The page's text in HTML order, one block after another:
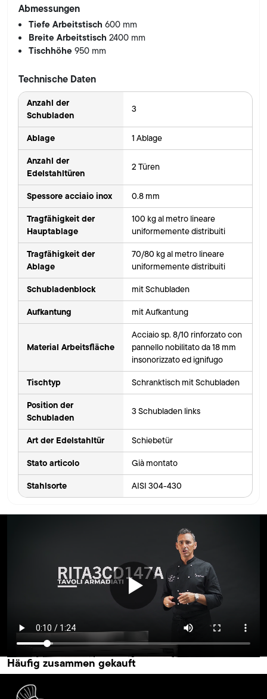
Abmessungen
Tiefe Arbeitstisch600 mm
Breite Arbeitstisch2400 mm
Tischhöhe950 mm
Technische Daten
Anzahl der
Schubladen
3
Ablage 1 Ablage
Anzahl der
Edelstahltüren
2 Türen
Spessore acciaio inox 0.8 mm
Tragfähigkeit der
Hauptablage
100 kg al metro lineare
uniformemente distribuiti
Tragfähigkeit der
Ablage
70/80 kg al metro lineare
uniformemente distribuiti
Schubladenblock mit Schubladen
Aufkantung mit Aufkantung
Material Arbeitsfläche
Acciaio sp. 8/10 rinforzato con
pannello nobilitato da 18 mm
insonorizzato ed ignifugo
Tischtyp Schranktisch mit Schubladen
Position der
Schubladen
3 Schubladen links
Art der Edelstahltür Schiebetür
Stato articolo Già montato
Stahlsorte AISI 304-430
Häufig zusammen gekauft